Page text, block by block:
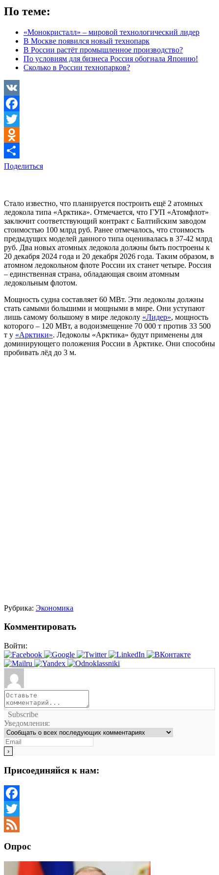
По теме:
«Монокристалл» – мировой технологический лидер
В Москве появился новый технопарк
В России растёт промышленное производство?
По условиям для бизнеса Россия обогнала Японию!
Сколько в России технопарков?
VK
Facebook
Twitter
Odnoklassniki
Поделиться
Стало известно, что планируется построить ещё 2 атомных
ледокола типа «Арктика». Отмечается, что ГУП «Атомфлот»
заключит соответствующий контракт с Балтийским заводом
стоимостью 100 млрд руб. Ранее отмечалось, что стоимость
предыдущих моделей данного типа оценивалась в 37-42 млрд
руб. Два новых атомных ледокола должны быть построены к
20 декабря 2024 года и 20 декабря 2026 года. Таким образом, в
атомном ледокольном флоте России их станет четыре. Россия
– единственная страна, обладающая своим атомным
ледокольным флотом.
Мощность судна составляет 60 МВт. Эти ледоколы должны
стать самыми большими и мощными в мире. Они уступают
лишь самому большому в мире ледоколу «Лидер», мощность
которого – 120 МВт, а водоизмещение 70 000 т против 33 500
т у «Арктики». Ледоколы «Арктика» будут применены для
доминирующего положения России в Арктике. Они способны
пробивать лёд до 3 м.
Рубрика: Экономика
Комментировать
Войти:
Subscribe
Уведомления:
Присоединяйся к нам:
Facebook
Twitter
Опрос